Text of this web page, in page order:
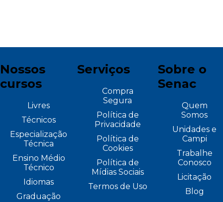
Nossos
cursos
Livres
Técnicos
Especialização
Técnica
Ensino Médio
Técnico
Idiomas
Graduação
Serviços
Compra
Segura
Política de
Privacidade
Política de
Cookies
Política de
Mídias Sociais
Termos de Uso
Sobre o
Senac
Quem
Somos
Unidades e
Campi
Trabalhe
Conosco
Licitação
Blog